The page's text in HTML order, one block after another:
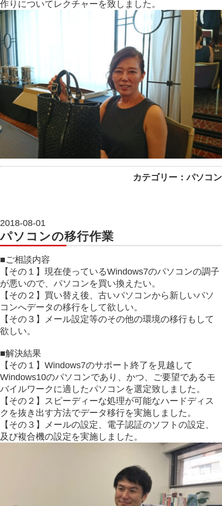
作りについてレクチャーを致しました。
カテゴリー：パソコン
2018-08-01
パソコンの移行作業
■ご相談内容
【その１】現在使っているWindows7のパソコンの調子
が悪いので、パソコンを買い換えたい。
【その２】買い替え後、古いパソコンから新しいパソ
コンへデータの移行をして欲しい。
【その３】メール設定等のその他の環境の移行もして
欲しい。
■解決結果
【その１】Windows7のサポート終了を見越して
Windows10のパソコンであり、かつ、ご要望であるモ
バイルワークに適したパソコンを選定致しました。
【その２】スピーディーな処理が可能なハードディス
クを抜き出す方法でデータ移行を実施しました。
【その３】メールの設定、電子認証のソフトの設定、
及び複合機の設定を実施しました。